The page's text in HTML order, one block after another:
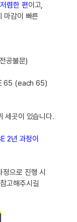
렴한 편이고,
마감이 빠른
공불문)
65 (each 65)
세곳이 있습니다.
2년 과정이
정으로 진행 시
고해주시길